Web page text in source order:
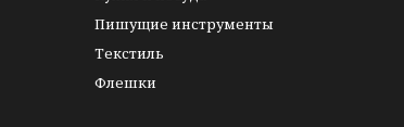
Пишущие инструменты
Текстиль
Флешки